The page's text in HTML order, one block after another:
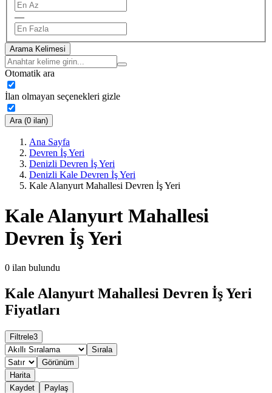
—
Arama Kelimesi
Otomatik ara
İlan olmayan seçenekleri gizle
Ara (0 ilan)
Ana Sayfa
Devren İş Yeri
Denizli Devren İş Yeri
Denizli Kale Devren İş Yeri
Kale Alanyurt Mahallesi Devren İş Yeri
Kale Alanyurt Mahallesi
Devren İş Yeri
0 ilan bulundu
Kale Alanyurt Mahallesi Devren İş Yeri
Fiyatları
Filtrele3
Sırala
Görünüm
Harita
Kaydet
Paylaş